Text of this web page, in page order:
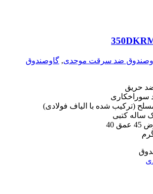
ضد سرقت موحدی, گاوصندوق
حریق
(ترکیب شده با الیاف فولادی)
ساله کتبی